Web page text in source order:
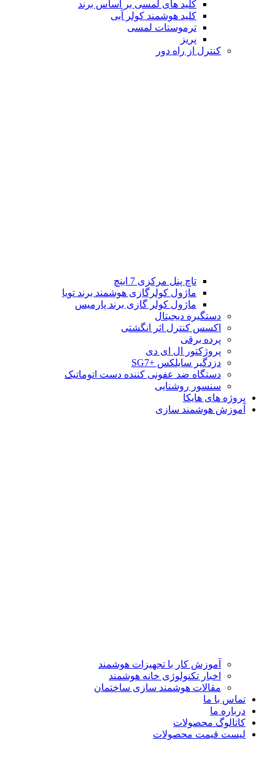
کلید های لمسی بر اساس برند
کلید هوشمند کولر آبی
ترموستات لمسی
پریز
کنترل از راه دور
تاچ پنل مرکزی 7 اینچ
ماژول کولرگازی هوشمند برند تویا
ماژول کولر گازی برند پارمیس
دستگیره دیجیتال
اکسس کنترل اثر انگشتی
پرده برقی
پروژکتور ال ای دی
دزدگیر سایلکس +SG7
دستگاه ضد عفونی کننده دست اتوماتیک
سنسور روشنایی
پروژه های هایکا
آموزش هوشمند سازی
آموزش کار با تجهیزات هوشمند
اخبار تکنولوژی خانه هوشمند
مقالات هوشمند سازی ساختمان
تماس با ما
درباره ما
کاتالوگ محصولات
لیست قیمت محصولات